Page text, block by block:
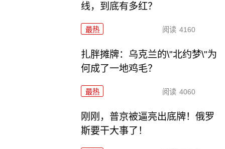
线，到底有多红？
最热 阅读 4160
扎胖摊牌：乌克兰的\"北约梦\"为
何成了一地鸡毛？
最热 阅读 4060
刚刚，普京被逼亮出底牌！俄罗
斯要干大事了！